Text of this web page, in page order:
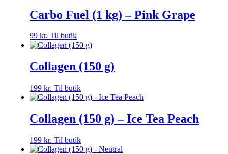
Carbo Fuel (1 kg) – Pink Grape
99 kr. Til butik
Collagen (150 g)
199 kr. Til butik
Collagen (150 g) – Ice Tea Peach
199 kr. Til butik